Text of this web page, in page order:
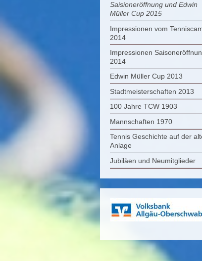
Saisioneröffnung und Edwin
Müller Cup 2015
Impressionen vom
2014
Impressionen
2014
Edwin Müller Cup 2013
Stadtmeisterschaften 2013
100 Jahre TCW 1903
Mannschaften 1970
Tennis Geschichte auf der
Anlage
Jubiläen und Neumitglieder